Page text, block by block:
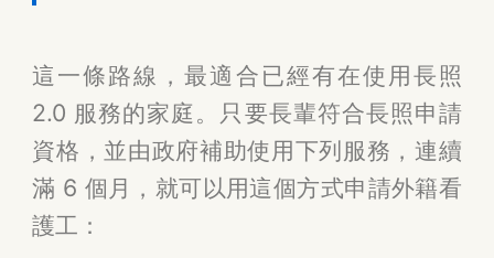
這一條路線，最適合已經有在使用長照
2.0 服務的家庭。只要長輩符合長照申請
資格，並由政府補助使用下列服務，連續
滿 6 個月，就可以用這個方式申請外籍看
護工：